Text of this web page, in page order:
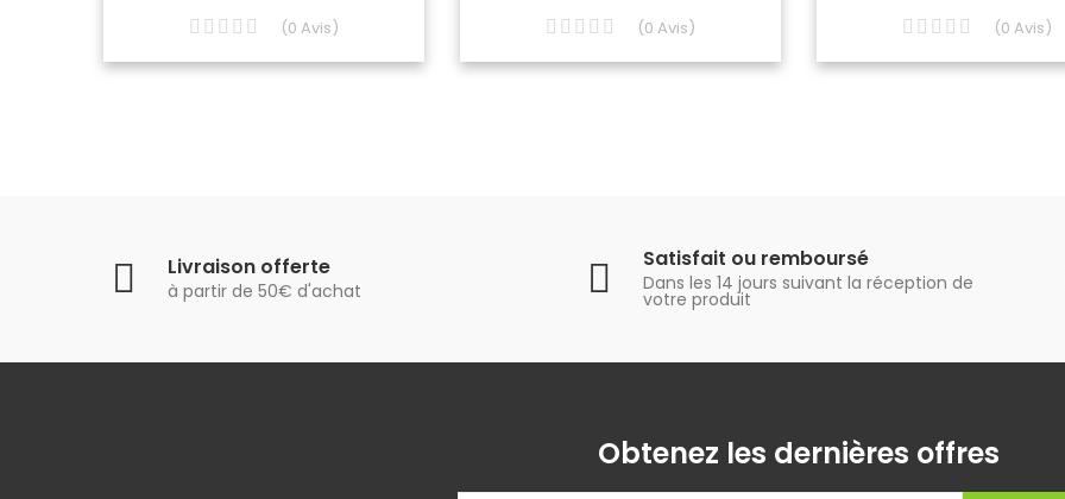
(0 Avis) (0 Avis) (0 Avis)
Livraison offerte
à partir de 50€ d'achat
Satisfait ou remboursé
Dans les 14 jours suivant la réception de
votre produit
Obtenez les dernières offres